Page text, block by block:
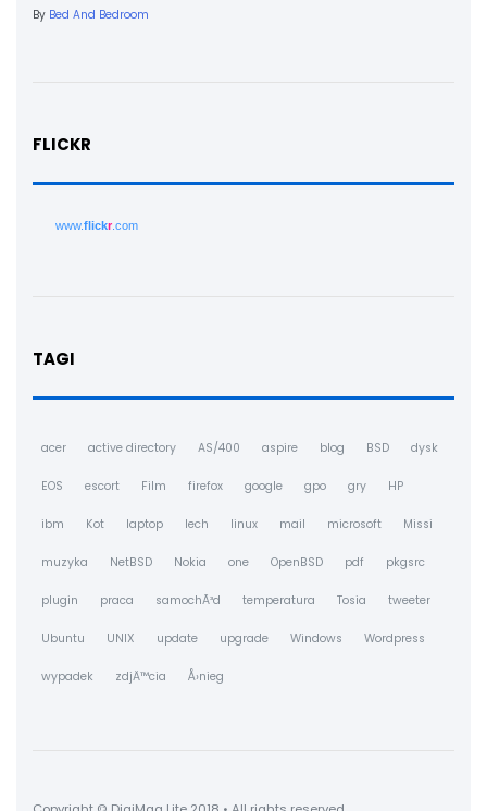
By Bed And Bedroom
FLICKR
www.flickr.com
TAGI
acer active directory AS/400 aspire blog BSD dysk
EOS escort Film firefox google gpo gry HP
ibm Kot laptop lech linux mail microsoft Missi
muzyka NetBSD Nokia one OpenBSD pdf pkgsrc
plugin praca samochÃ³d temperatura Tosia tweeter
Ubuntu UNIX update upgrade Windows Wordpress
wypadek zdjÄ™cia Å›nieg